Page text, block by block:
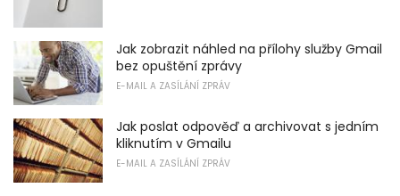
Jak zobrazit náhled na přílohy služby Gmail
bez opuštění zprávy
E-MAIL A ZASÍLÁNÍ ZPRÁV
Jak poslat odpověď a archivovat s jedním
kliknutím v Gmailu
E-MAIL A ZASÍLÁNÍ ZPRÁV